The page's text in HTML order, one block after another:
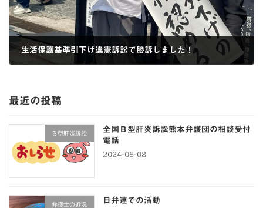
生活保護基準引下げ違憲訴訟で勝訴しました！
最近の投稿
Ｂ型肝炎訴訟
全国Ｂ型肝炎訴訟熊本弁護団の相談受付
電話
2024-05-08
弁護士の近況 日弁連での活動